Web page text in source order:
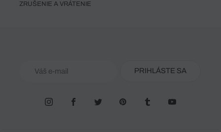
ZRUŠENIE A VRÁTENIE
PRIHLÁSTE SA